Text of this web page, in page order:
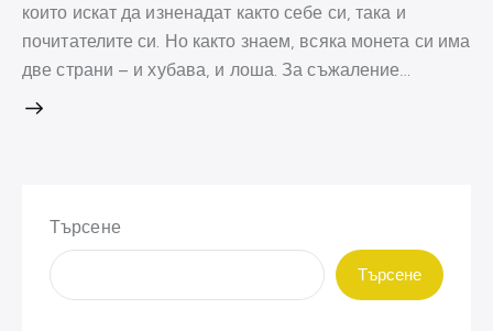
които искат да изненадат както себе си, така и
почитателите си. Но както знаем, всяка монета си има
две страни – и хубава, и лоша. За съжаление…
Търсене
Търсене